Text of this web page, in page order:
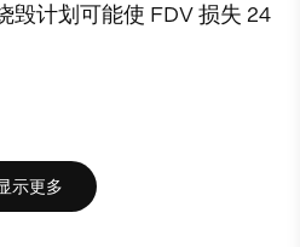
毁计划可能使 FDV 损失 24
示更多